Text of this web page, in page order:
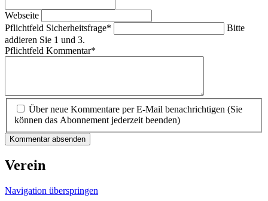
Webseite
Pflichtfeld Sicherheitsfrage*
Bitte
addieren Sie 1 und 3.
Pflichtfeld Kommentar*
Über neue Kommentare per E-Mail benachrichtigen (Sie
können das Abonnement jederzeit beenden)
Kommentar absenden
Verein
Navigation überspringen